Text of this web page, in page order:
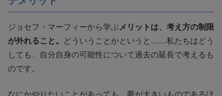
ジョセフ・マーフィーから学ぶ メリットは、考え方の制限
が外れること。
どういうことかというと……私たちはどう
しても、自分自身の可能性について過去の延長で考えるも
のです。